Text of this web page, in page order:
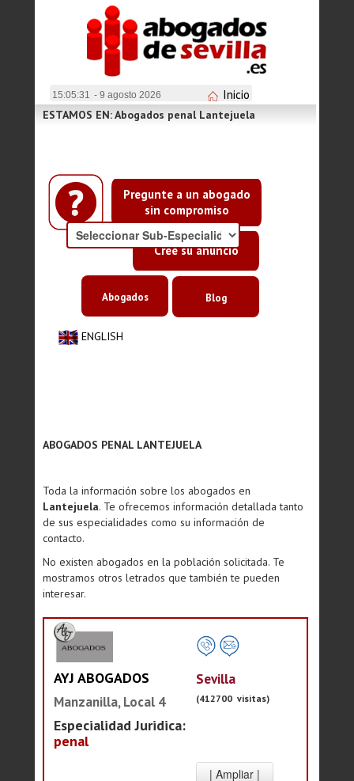
15:05:32 - 9 agosto 2026 Inicio
Pregunte a un abogado
sin compromiso
Cree su anuncio
ESTAMOS EN: Abogados penal Lantejuela
ENGLISH
Abogados Blog
ABOGADOS PENAL LANTEJUELA
Toda la información sobre los abogados en
Lantejuela. Te ofrecemos información detallada tanto
de sus especialidades como su información de
contacto.
No existen abogados en la población solicitada. Te
mostramos otros letrados que también te pueden
interesar.
AYJ ABOGADOS
Manzanilla, Local 4
Especialidad Juridica:
penal
Sevilla
(412700 visitas)